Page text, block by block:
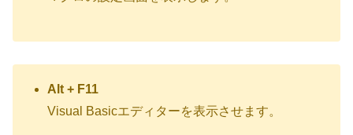
Alt + F11
Visual Basicエディターを表示させます。